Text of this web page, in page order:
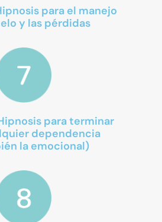
para el manejo
y las pérdidas
para terminar
dependencia
la emocional)